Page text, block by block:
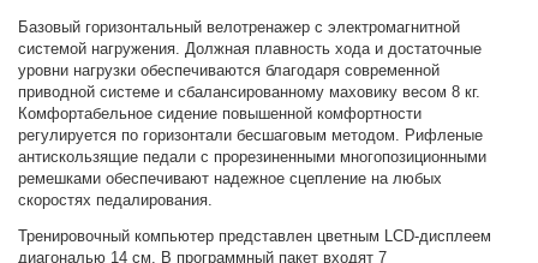
Базовый горизонтальный велотренажер с электромагнитной
системой нагружения. Должная плавность хода и достаточные
уровни нагрузки обеспечиваются благодаря современной
приводной системе и сбалансированному маховику весом 8 кг.
Комфортабельное сидение повышенной комфортности
регулируется по горизонтали бесшаговым методом. Рифленые
антискользящие педали с прорезиненными многопозиционными
ремешками обеспечивают надежное сцепление на любых
скоростях педалирования.
Тренировочный компьютер представлен цветным LCD-дисплеем
диагональю 14 см. В программный пакет входят 7